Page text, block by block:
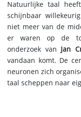
Natuurlijke taal
schijnbaar
niet meer van de
er waren op de
onderzoek van Jan
vandaan komt. De
neuronen zich
taal scheppen naar